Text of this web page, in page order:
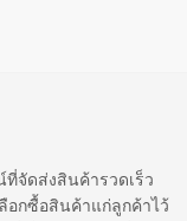
จัดส่งสินค้ารวดเร็ว
อกซื้อสินค้าแก่ลูกค้าไว้